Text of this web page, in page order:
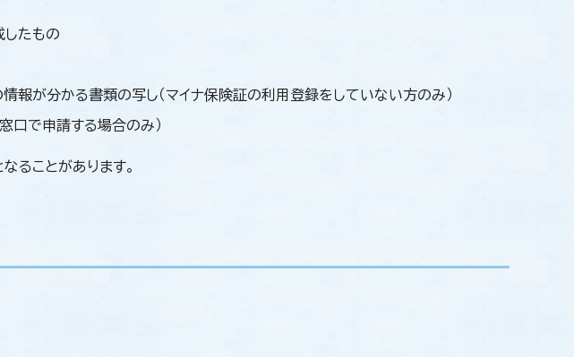
たもの
報が分かる書類の写し（マイナ保険証の利用登録をしていない方のみ）
口で申請する場合のみ）
ることがあります。